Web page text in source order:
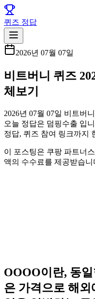
퀴즈 정답
2026년 07월 07일
비트버니 퀴즈
체보기
2026년 07월 07일 비트버
오늘 정답은 덤핑수출 입
정답, 퀴즈 참여 링크까지
이 포스팅은 쿠팡 파트너
액의 수수료를 제공받습니
OOOO이란, 동
은 가격으로 해외